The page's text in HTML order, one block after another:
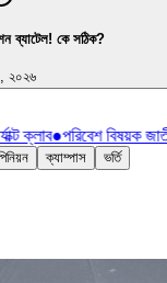
ব্যাটেল! কে সঠিক?
২০২৬
ক্লাব●পরিবেশ বিষয়ক
ক্যাম্পাস
ভর্তি